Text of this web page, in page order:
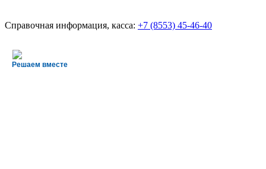
Справочная информация, касса: +7 (8553) 45-46-40
Решаем вместе